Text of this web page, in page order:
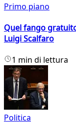
Primo piano
Quel fango
Luigi Scalfaro
1 min di lettura
Politica